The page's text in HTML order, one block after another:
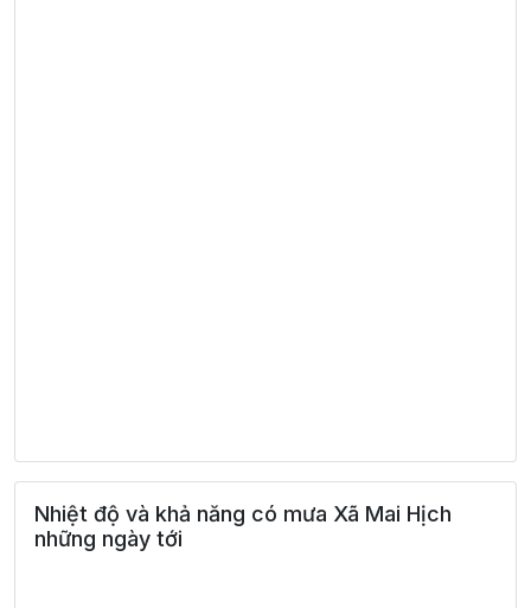
Nhiệt độ và khả năng có mưa Xã Mai Hịch
những ngày tới